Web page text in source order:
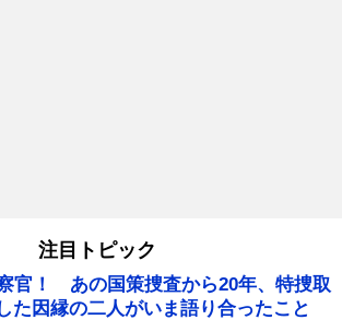
注目トピック
官！ あの国策捜査から20年、特捜取
た因縁の二人がいま語り合ったこと